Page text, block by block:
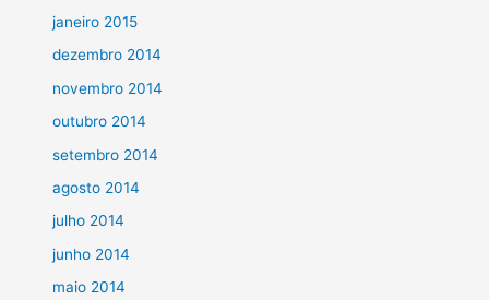
janeiro 2015
dezembro 2014
novembro 2014
outubro 2014
setembro 2014
agosto 2014
julho 2014
junho 2014
maio 2014